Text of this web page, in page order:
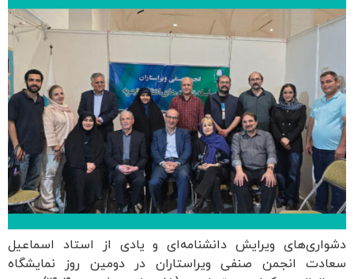
دشواری‌های ویرایش دانشنامه‌ای و یادی از استاد اسماعیل
سعادت انجمن صنفی ویراستاران در دومین روز نمایشگاه